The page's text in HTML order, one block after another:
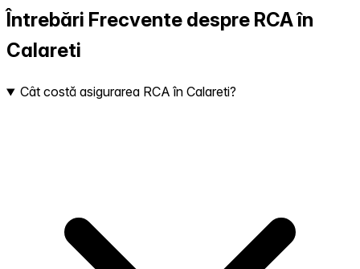
Întrebări Frecvente despre RCA în
Calareti
Cât costă asigurarea RCA în Calareti?